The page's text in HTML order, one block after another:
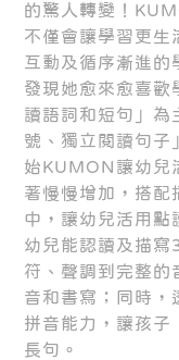
的驚人轉變！
不僅會讓學習更生
互動及循序漸進的
發現她愈來愈喜
讀語詞和短句」為
號、獨立閱讀句子
始KUMON讓幼兒
著慢慢增加，搭
中，讓幼兒活用點
幼兒能認讀及描寫
符、聲調到完整的
音和書寫；同時，
拼音能力，讓孩子
長句。